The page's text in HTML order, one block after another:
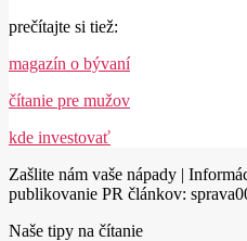
prečítajte si tiež:
magazín o bývaní
čítanie pre mužov
kde investovať
Zašlite nám vaše nápady |
publikovanie PR článkov:
Naše tipy na čítanie